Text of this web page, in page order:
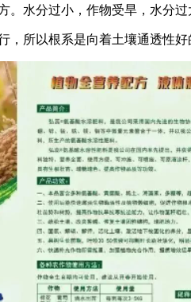
水分过小，作物受旱，水分过
所以根系是向着土壤通透性好